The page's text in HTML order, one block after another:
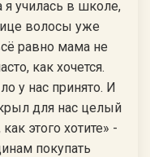
я училась в школе,
волосы уже
равно мама не
как хочется.
у нас принято. И
для нас целый
этого хотите» -
покупать